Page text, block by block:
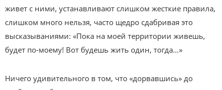
живет с ними, устанавливают слишком жесткие правила,
слишком много нельзя, часто щедро сдабривая это
высказываниями: «Пока на моей территории живешь,
будет по-моему! Вот будешь жить один, тогда…»
Ничего удивительного в том, что «дорвавшись» до